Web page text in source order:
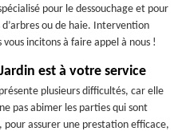
pour le dessouchage et pour
ou de haie. Intervention
incitons à faire appel à nous !
est à votre service
plusieurs difficultés, car elle
pas abimer les parties qui sont
pour assurer une prestation efficace,